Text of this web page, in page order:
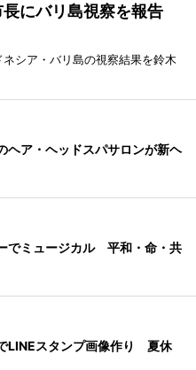
長にバリ島視察を報告
シア・バリ島の視察結果を鈴木
ヘア・ヘッドスパサロンが新ヘ
でミュージカル 平和・命・共
LINEスタンプ画像作り 夏休